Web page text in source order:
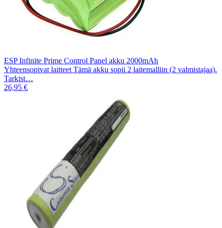
ESP Infinite Prime Control Panel akku 2000mAh
Yhteensopivat laitteet Tämä akku sopii 2 laitemalliin (2 valmistajaa).
Tarkist…
26,95 €